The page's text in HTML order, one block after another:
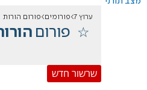
ערוץ 7 פורומים פורום הורות
פורום
שרשור חדש